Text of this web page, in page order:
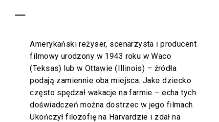
Amerykański reżyser, scenarzysta i producent
filmowy urodzony w 1943 roku w Waco
(Teksas) lub w Ottawie (Illinois) – źródła
podają zamiennie oba miejsca. Jako dziecko
często spędzał wakacje na farmie – echa tych
doświadczeń można dostrzec w jego filmach.
Ukończył filozofię na Harvardzie i zdał na